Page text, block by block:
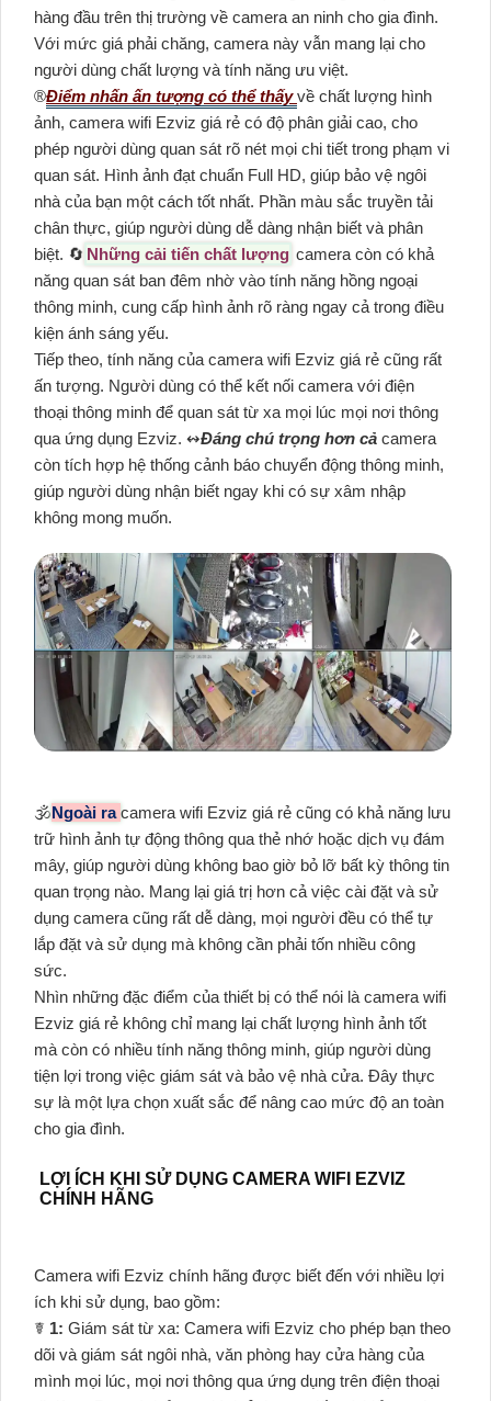
hàng đầu trên thị trường về camera an ninh cho gia đình.
Với mức giá phải chăng, camera này vẫn mang lại cho
người dùng chất lượng và tính năng ưu việt.
®️Điểm nhấn ấn tượng có thể thấyvề chất lượng hình
ảnh, camera wifi Ezviz giá rẻ có độ phân giải cao, cho
phép người dùng quan sát rõ nét mọi chi tiết trong phạm vi
quan sát. Hình ảnh đạt chuẩn Full HD, giúp bảo vệ ngôi
nhà của bạn một cách tốt nhất. Phần màu sắc truyền tải
chân thực, giúp người dùng dễ dàng nhận biết và phân
biệt. 🔄 Những cải tiến chất lượng camera còn có khả
năng quan sát ban đêm nhờ vào tính năng hồng ngoại
thông minh, cung cấp hình ảnh rõ ràng ngay cả trong điều
kiện ánh sáng yếu.
Tiếp theo, tính năng của camera wifi Ezviz giá rẻ cũng rất
ấn tượng. Người dùng có thể kết nối camera với điện
thoại thông minh để quan sát từ xa mọi lúc mọi nơi thông
qua ứng dụng Ezviz. ↭Đáng chú trọng hơn cả camera
còn tích hợp hệ thống cảnh báo chuyển động thông minh,
giúp người dùng nhận biết ngay khi có sự xâm nhập
không mong muốn.
🕉️Ngoài racamera wifi Ezviz giá rẻ cũng có khả năng lưu
trữ hình ảnh tự động thông qua thẻ nhớ hoặc dịch vụ đám
mây, giúp người dùng không bao giờ bỏ lỡ bất kỳ thông tin
quan trọng nào. Mang lại giá trị hơn cả việc cài đặt và sử
dụng camera cũng rất dễ dàng, mọi người đều có thể tự
lắp đặt và sử dụng mà không cần phải tốn nhiều công
sức.
Nhìn những đặc điểm của thiết bị có thể nói là camera wifi
Ezviz giá rẻ không chỉ mang lại chất lượng hình ảnh tốt
mà còn có nhiều tính năng thông minh, giúp người dùng
tiện lợi trong việc giám sát và bảo vệ nhà cửa. Đây thực
sự là một lựa chọn xuất sắc để nâng cao mức độ an toàn
cho gia đình.
LỢI ÍCH KHI SỬ DỤNG CAMERA WIFI EZVIZ
CHÍNH HÃNG
Camera wifi Ezviz chính hãng được biết đến với nhiều lợi
ích khi sử dụng, bao gồm:
☤ 1: Giám sát từ xa: Camera wifi Ezviz cho phép bạn theo
dõi và giám sát ngôi nhà, văn phòng hay cửa hàng của
mình mọi lúc, mọi nơi thông qua ứng dụng trên điện thoại